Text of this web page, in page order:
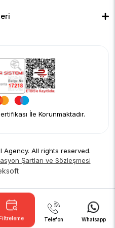
İle Korunmaktadır.
All rights reserved.
Şartları ve Sözleşmesi
Filtreleme
Telefon
Whatsapp